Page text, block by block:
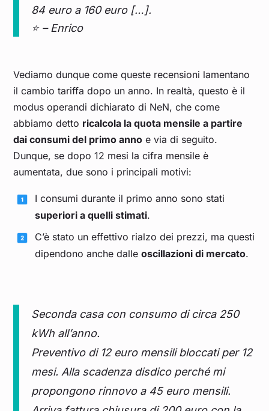
84 euro a 160 euro […].
⭐ – Enrico
Vediamo dunque come queste recensioni lamentano
il cambio tariffa dopo un anno. In realtà, questo è il
modus operandi dichiarato di NeN, che come
abbiamo detto ricalcola la quota mensile a partire
dai consumi del primo anno e via di seguito.
Dunque, se dopo 12 mesi la cifra mensile è
aumentata, due sono i principali motivi:
I consumi durante il primo anno sono stati
superiori a quelli stimati.
C’è stato un effettivo rialzo dei prezzi, ma questi
dipendono anche dalleoscillazioni di mercato.
Seconda casa con consumo di circa 250
kWh all’anno.
Preventivo di 12 euro mensili bloccati per 12
mesi. Alla scadenza disdico perché mi
propongono rinnovo a 45 euro mensili.